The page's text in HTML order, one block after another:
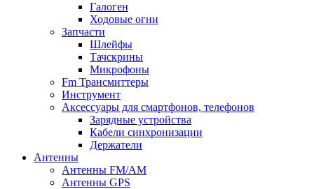
Галоген
Ходовые огни
Запчасти
Шлейфы
Тачскрины
Микрофоны
Fm Трансмиттеры
Инструмент
Аксессуары для смартфонов, телефонов
Зарядные устройства
Кабели синхронизации
Держатели
Антенны
Антенны FM/AM
Антенны GPS